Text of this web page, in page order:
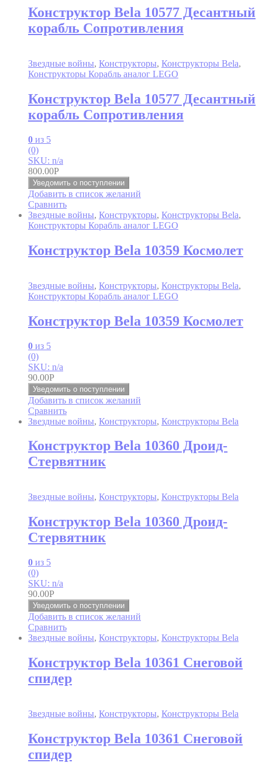
Конструктор Bela 10577 Десантный
корабль Сопротивления
Звездные войны, Конструкторы, Конструкторы Bela,
Конструкторы Корабль аналог LEGO
Конструктор Bela 10577 Десантный
корабль Сопротивления
0 из 5
(0)
SKU: n/a
800.00Р
Уведомить о поступлении
Добавить в список желаний
Сравнить
Звездные войны, Конструкторы, Конструкторы Bela,
Конструкторы Корабль аналог LEGO
Конструктор Bela 10359 Космолет
Звездные войны, Конструкторы, Конструкторы Bela,
Конструкторы Корабль аналог LEGO
Конструктор Bela 10359 Космолет
0 из 5
(0)
SKU: n/a
90.00Р
Уведомить о поступлении
Добавить в список желаний
Сравнить
Звездные войны, Конструкторы, Конструкторы Bela
Конструктор Bela 10360 Дроид-
Стервятник
Звездные войны, Конструкторы, Конструкторы Bela
Конструктор Bela 10360 Дроид-
Стервятник
0 из 5
(0)
SKU: n/a
90.00Р
Уведомить о поступлении
Добавить в список желаний
Сравнить
Звездные войны, Конструкторы, Конструкторы Bela
Конструктор Bela 10361 Снеговой
спидер
Звездные войны, Конструкторы, Конструкторы Bela
Конструктор Bela 10361 Снеговой
спидер